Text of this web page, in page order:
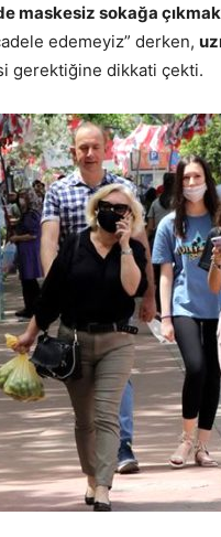
maskesiz sokağa çıkmak
edemeyiz” derken,
gerektiğine dikkati çekti.